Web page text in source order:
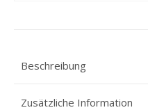
Beschreibung
Zusätzliche Information